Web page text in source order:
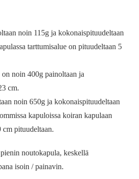
noin 115g ja kokonaispituudeltaan
tarttumisalue on pituudeltaan 5
noin 400g painoltaan ja
cm.
noin 650g ja kokonaispituudeltaan
kapuloissa koiran kapulaan
cm pituudeltaan.
noutokapula, keskellä
isoin / painavin.